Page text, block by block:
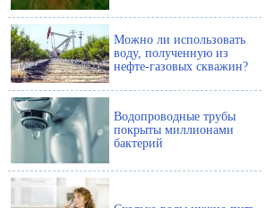
Можно ли использовать
воду, полученную из
нефте-газовых скважин?
Водопроводные трубы
покрыты миллионами
бактерий